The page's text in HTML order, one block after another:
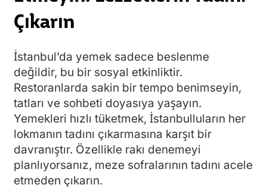
Çıkarın
İstanbul’da yemek sadece beslenme
değildir, bu bir sosyal etkinliktir.
Restoranlarda sakin bir tempo benimseyin,
tatları ve sohbeti doyasıya yaşayın.
Yemekleri hızlı tüketmek, İstanbulluların her
lokmanın tadını çıkarmasına karşıt bir
davranıştır. Özellikle rakı denemeyi
planlıyorsanız, meze sofralarının tadını acele
etmeden çıkarın.